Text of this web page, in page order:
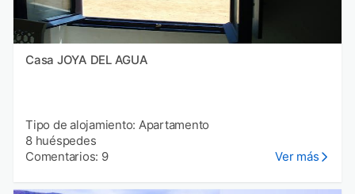
Casa JOYA DEL AGUA
Tipo de alojamiento: Apartamento
8 huéspedes
Comentarios: 9
Ver más